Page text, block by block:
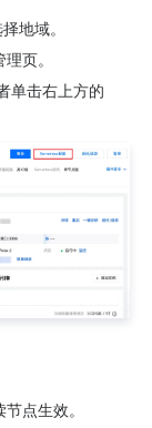
地域。
页。
单击右上方的
点生效。